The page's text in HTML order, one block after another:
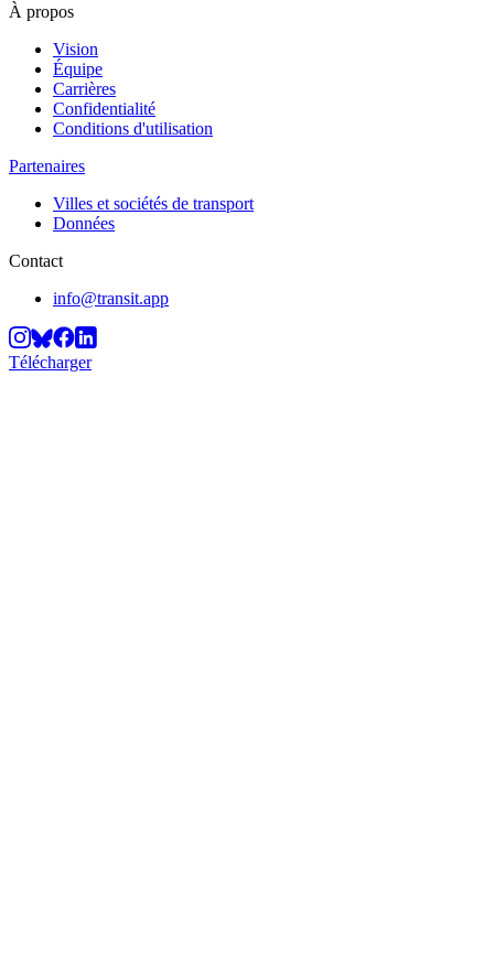
À propos
Vision
Équipe
Carrières
Confidentialité
Conditions d'utilisation
Partenaires
Villes et sociétés de transport
Données
Contact
info@transit.app
Télécharger